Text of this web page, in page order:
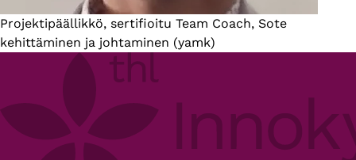
Introduction
Projektipäällikkö, sertifioitu Team Coach, Sote
kehittäminen ja johtaminen (yamk)